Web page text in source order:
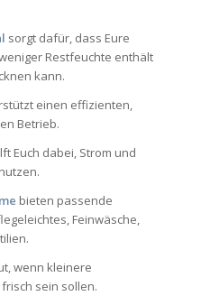
sorgt dafür, dass Eure
Restfeuchte enthält
kann.
einen effizienten,
Betrieb.
Euch dabei, Strom und
bieten passende
Feinwäsche,
wenn kleinere
sein sollen.